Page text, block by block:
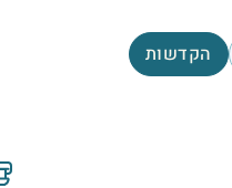
הקדשות